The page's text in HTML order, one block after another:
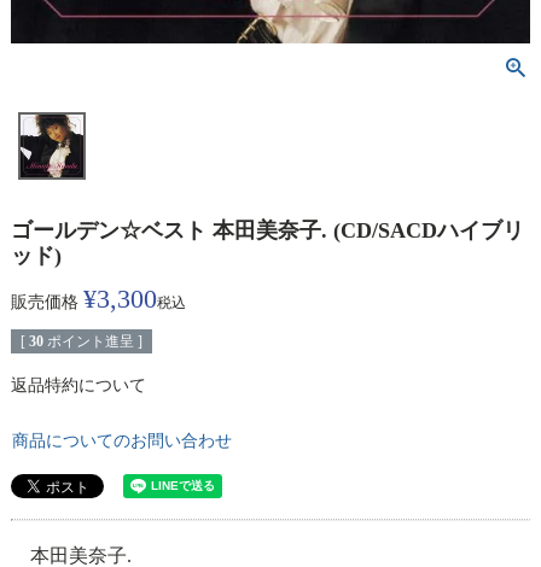
ゴールデン☆ベスト 本田美奈子. (CD/SACDハイブリ
ッド)
販売価格 ¥3,300税込
[ 30 ポイント進呈 ]
返品特約について
商品についてのお問い合わせ
本田美奈子.